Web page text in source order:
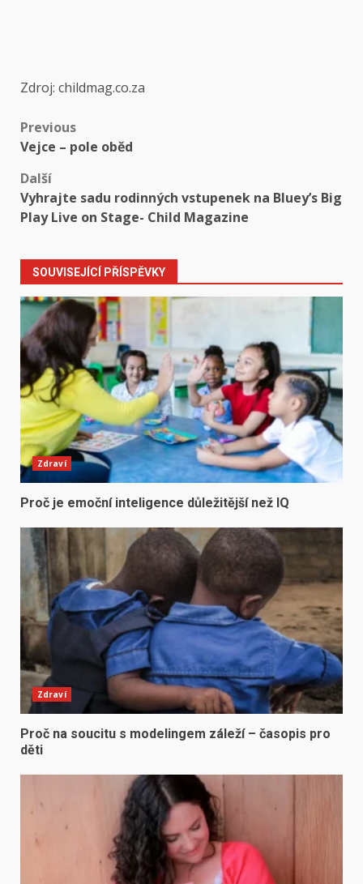
Zdroj: childmag.co.za
Post
navigation
Previous
Vejce – pole oběd
Další
Vyhrajte sadu rodinných vstupenek na Bluey’s Big
Play Live on Stage- Child Magazine
SOUVISEJÍCÍ PŘÍSPĚVKY
Zdraví
Proč je emoční inteligence důležitější než IQ
Zdraví
Proč na soucitu s modelingem záleží – časopis pro
děti